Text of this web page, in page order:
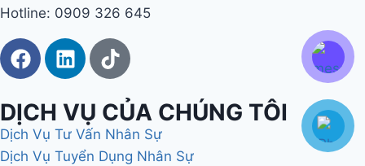
Hotline: 0909 326 645
DỊCH VỤ CỦA CHÚNG TÔI
Dịch Vụ Tư Vấn Nhân Sự
Dịch Vụ Tuyển Dụng Nhân Sự